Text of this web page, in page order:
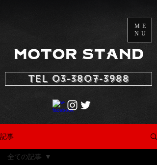
TEL 03-3807-3988
ME
NU
記事
全ての記事